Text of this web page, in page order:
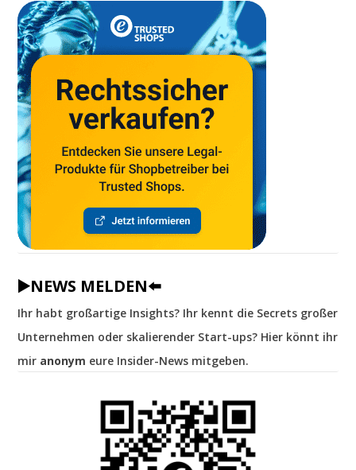
▶️NEWS MELDEN⬅️
Ihr habt großartige Insights? Ihr kennt die Secrets großer
Unternehmen oder skalierender Start-ups? Hier könnt ihr
mir anonym eure Insider-News mitgeben.